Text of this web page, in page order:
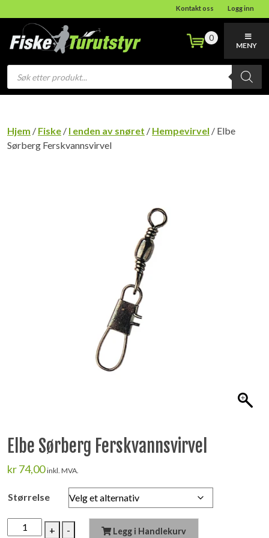
Kontakt oss Logg inn
Products
search
0
MENY
Hjem / Fiske / I enden av snøret / Hempevirvel / Elbe
Sørberg Ferskvannsvirvel
Elbe Sørberg Ferskvannsvirvel
kr74,00 inkl. MVA.
Størrelse
+
Elbe
- Legg i Handlekurv